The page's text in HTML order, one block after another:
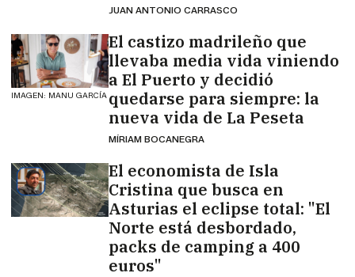
JUAN ANTONIO CARRASCO
IMAGEN: MANU GARCÍA
El castizo madrileño que
llevaba media vida viniendo
a El Puerto y decidió
quedarse para siempre: la
nueva vida de La Peseta
MÍRIAM BOCANEGRA
El economista de Isla
Cristina que busca en
Asturias el eclipse total: "El
Norte está desbordado,
packs de camping a 400
euros"